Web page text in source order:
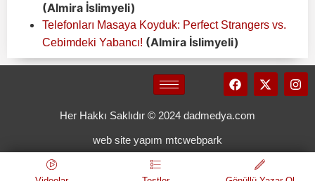
(Almira İslimyeli)
Telefonları Masaya Koyduk: Perfect Strangers vs.
Cebimdeki Yabancı! (Almira İslimyeli)
Her Hakkı Saklıdır © 2024 dadmedya.com
web site yapım mtcwebpark